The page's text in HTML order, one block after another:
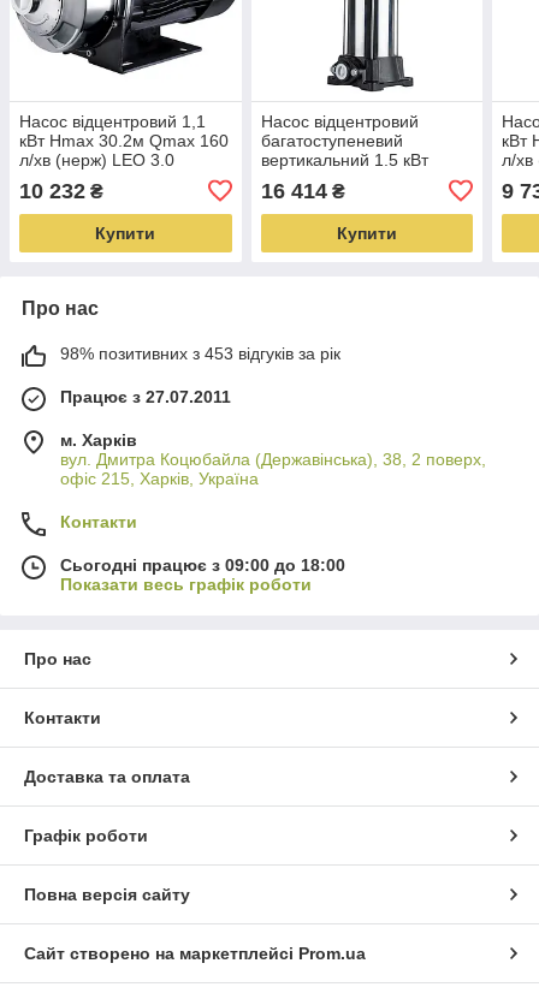
Насос відцентровий 1,1
кВт Hmax 30.2м Qmax 160
л/хв (нерж) LEO 3.0
10 232 ₴
Купити
Насос відцентровий
багатоступеневий
вертикальний 1.5 кВт
Hmax 105 м Qmax 67 л/хв
LEO 3.0 EVPm2-9
(775448)
16 414₴
Купити
кВт
л/
9
Про нас
98% позитивних з 453 відгуків за рік
Працює з 27.07.2011
м. Харків
вул. Дмитра Коцюбайла (Державінська), 38, 2 поверх,
офіс 215, Харків, Україна
Контакти
Сьогодні працює з 09:00 до 18:00
Показати весь графік роботи
Про нас
Контакти
Доставка та оплата
Графік роботи
Повна версія сайту
Сайт створено на маркетплейсі Prom.ua